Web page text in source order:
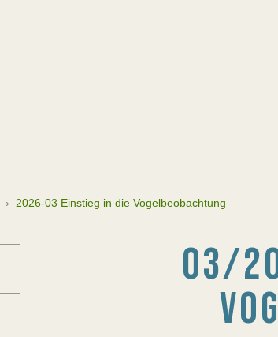
› 2026-03 Einstieg in die Vogelbeobachtung
03/